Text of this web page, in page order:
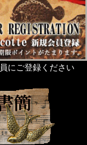
にご登録ください